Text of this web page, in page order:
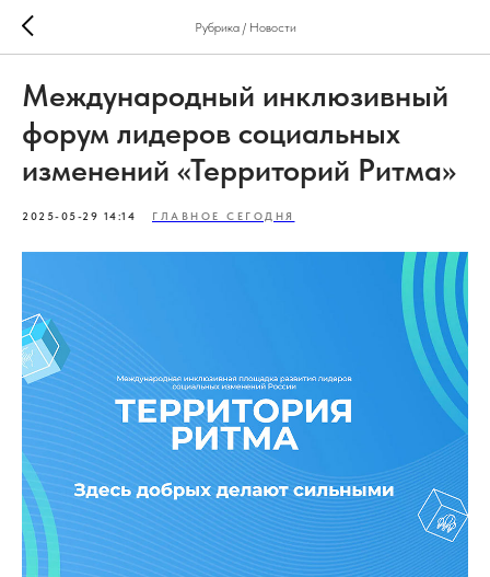
Рубрика / Новости
Международный инклюзивный
форум лидеров социальных
изменений «Территорий Ритма»
2025-05-29 14:14 ГЛАВНОЕ СЕГОДНЯ